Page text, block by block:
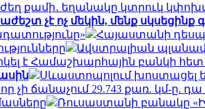
քամի․ եղանակը կտրուկ
չէ ոչ մեկին, մենք սկսեցինք
Հայաստանի
Ավստրալիան
է Համաշխարհային բանկի հետ
Սևաստոպոլում խոստացել
չի ճանաչում 29.743 քառ. կմ-ը.
Ռուսաստանի բանակը